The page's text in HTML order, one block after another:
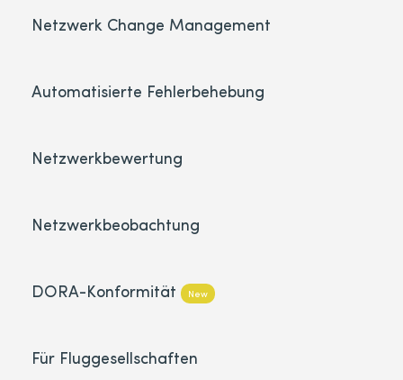
Netzwerk Change Management
Automatisierte Fehlerbehebung
Netzwerkbewertung
Netzwerkbeobachtung
DORA-Konformität New
Für Fluggesellschaften